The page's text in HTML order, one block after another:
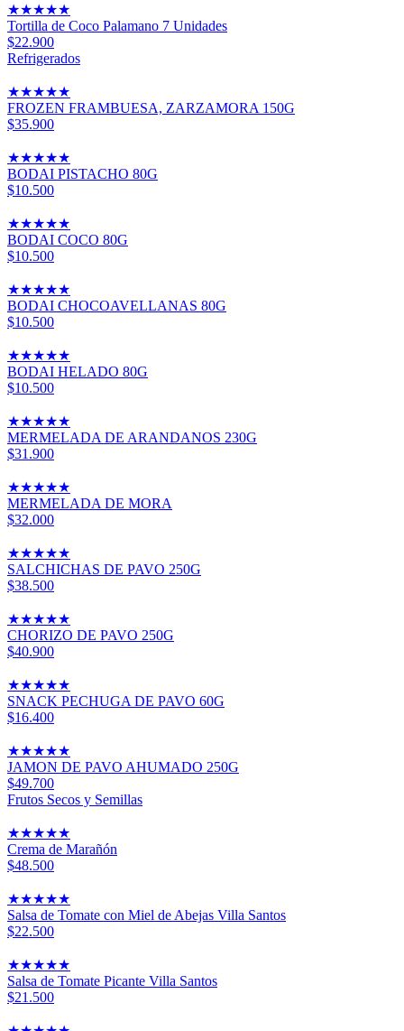
★★★★★
Tortilla de Coco Palamano 7 Unidades
$22.900
Refrigerados
★★★★★
FROZEN FRAMBUESA, ZARZAMORA 150G
$35.900
★★★★★
BODAI PISTACHO 80G
$10.500
★★★★★
BODAI COCO 80G
$10.500
★★★★★
BODAI CHOCOAVELLANAS 80G
$10.500
★★★★★
BODAI HELADO 80G
$10.500
★★★★★
MERMELADA DE ARANDANOS 230G
$31.900
★★★★★
MERMELADA DE MORA
$32.000
★★★★★
SALCHICHAS DE PAVO 250G
$38.500
★★★★★
CHORIZO DE PAVO 250G
$40.900
★★★★★
SNACK PECHUGA DE PAVO 60G
$16.400
★★★★★
JAMON DE PAVO AHUMADO 250G
$49.700
Frutos Secos y Semillas
★★★★★
Crema de Marañón
$48.500
★★★★★
Salsa de Tomate con Miel de Abejas Villa Santos
$22.500
★★★★★
Salsa de Tomate Picante Villa Santos
$21.500